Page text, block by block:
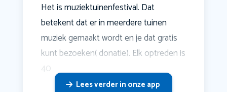
Het is muziektuinenfestival. Dat
betekent dat er in meerdere tuinen
muziek gemaakt wordt en je dat gratis
kunt bezoeken( donatie). Elk optreden is
40
Lees verder in onze app